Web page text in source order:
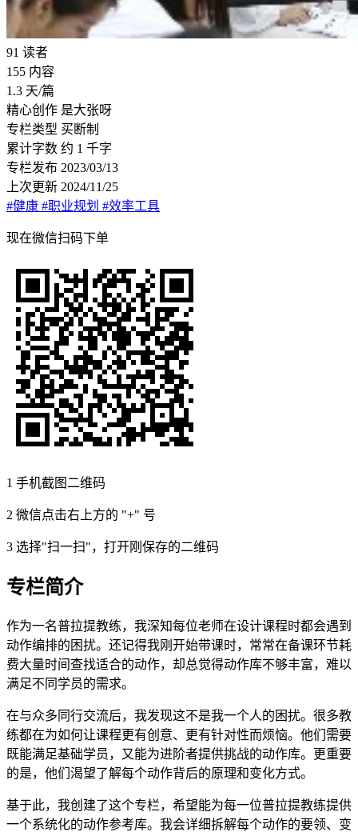
91 读者
155 内容
1.3 天/篇
精心创作 是大张呀
专栏类型 买断制
累计字数 约 1 千字
专栏发布 2023/03/13
上次更新 2024/11/25
#健康 #职业规划 #效率工具
现在微信扫码下单
1 手机截图二维码
2 微信点击右上方的 "+" 号
3 选择"扫一扫"，打开刚保存的二维码
专栏简介
作为一名普拉提教练，我深知每位老师在设计课程时都会遇到
动作编排的困扰。还记得我刚开始带课时，常常在备课环节耗
费大量时间查找适合的动作，却总觉得动作库不够丰富，难以
满足不同学员的需求。
在与众多同行交流后，我发现这不是我一个人的困扰。很多教
练都在为如何让课程更有创意、更有针对性而烦恼。他们需要
既能满足基础学员，又能为进阶者提供挑战的动作库。更重要
的是，他们渴望了解每个动作背后的原理和变化方式。
基于此，我创建了这个专栏，希望能为每一位普拉提教练提供
一个系统化的动作参考库。我会详细拆解每个动作的要领、变